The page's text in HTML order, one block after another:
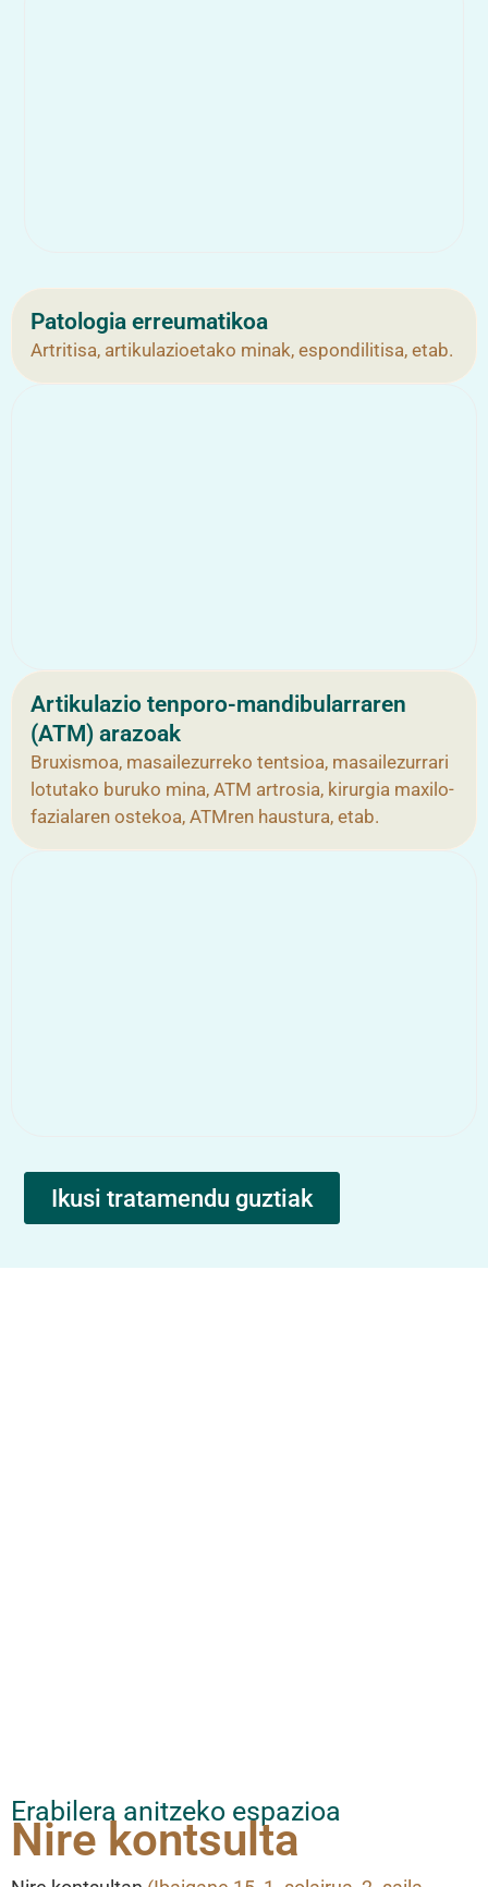
Artikulazio tenporo-mandibularraren
(ATM) arazoak
Bruxismoa, masailezurreko tentsioa, masailezurrari
lotutako buruko mina, ATM artrosia, kirurgia maxilo-
fazialaren ostekoa, ATMren haustura, etab.
Patologia erreumatikoa
Artritisa, artikulazioetako minak, espondilitisa, etab.
Ikusi tratamendu guztiak
Erabilera anitzeko espazioa
Nire kontsulta